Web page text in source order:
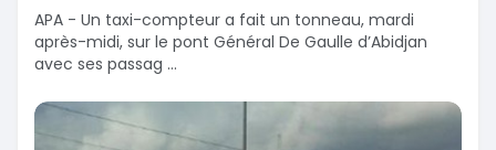
APA - Un taxi-compteur a fait un tonneau, mardi
après-midi, sur le pont Général De Gaulle d’Abidjan
avec ses passag ...